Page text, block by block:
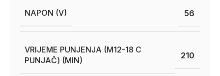
NAPON (V) 56
VRIJEME PUNJENJA (M12-18 C
PUNJAČ) (MIN)
210